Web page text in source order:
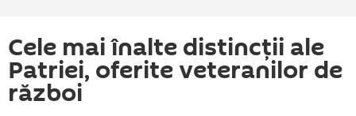
Cele mai înalte distincții ale
Patriei, oferite veteranilor de
război